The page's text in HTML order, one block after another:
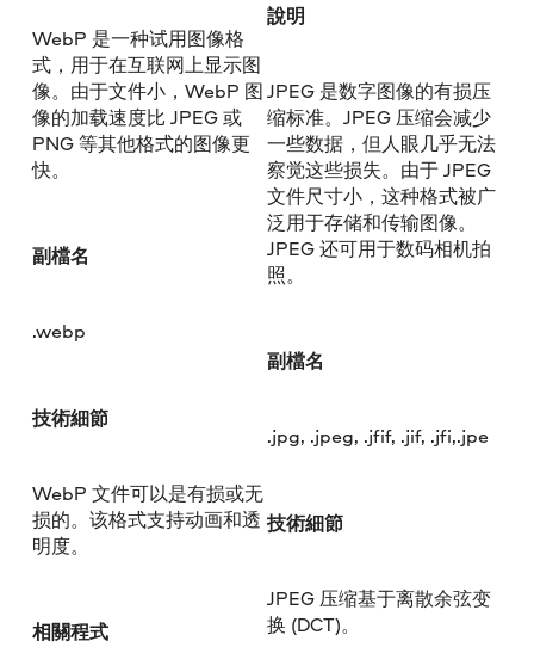
WebP 是一种试用图像格
式，用于在互联网上显示图
像。由于文件小，WebP 图
像的加载速度比 JPEG 或
PNG 等其他格式的图像更
快。
副檔名
.webp
技術細節
WebP 文件可以是有损或无
损的。该格式支持动画和透
明度。
相關程式
說明
JPEG 是数字图像的有损压
缩标准。JPEG 压缩会减少
一些数据，但人眼几乎无法
察觉这些损失。由于 JPEG
文件尺寸小，这种格式被广
泛用于存储和传输图像。
JPEG 还可用于数码相机拍
照。
副檔名
.jpg, .jpeg, .jfif, .jif, .jfi,.jpe
技術細節
JPEG 压缩基于离散余弦变
换 (DCT)。